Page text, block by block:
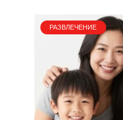
РАЗВЛЕЧЕНИЕ